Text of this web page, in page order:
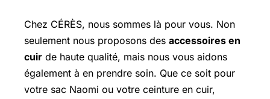
Chez CÉRÈS, nous sommes là pour vous. Non
seulement nous proposons des accessoires en
cuir de haute qualité, mais nous vous aidons
également à en prendre soin. Que ce soit pour
votre sac Naomi ou votre ceinture en cuir,